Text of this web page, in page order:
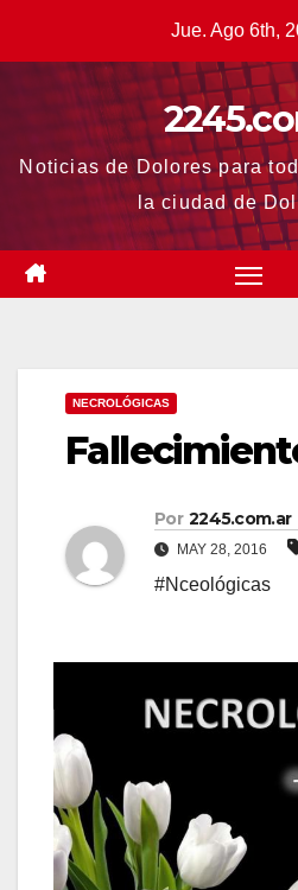
Jue. Ago 6th,
Noticias de Dolores para
la ciudad de
NECROLÓGICAS
Por 2245.com.ar
MAY 28, 2016
#Nceológicas